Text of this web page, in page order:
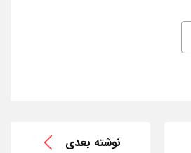
نوشته بعدی